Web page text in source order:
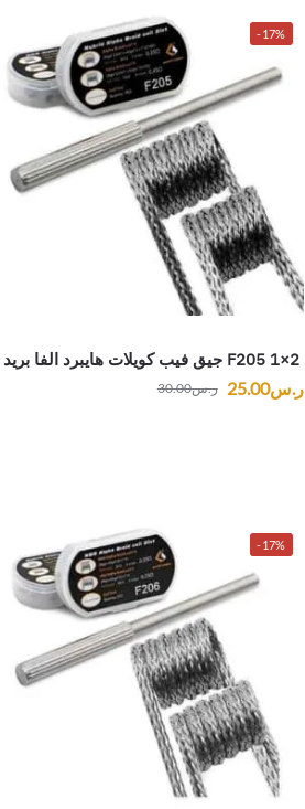
-17%
2×1 F205 جيق فيب كويلات هايبرد الفا بريد
ر.س30.00 ر.س25.00
-17%